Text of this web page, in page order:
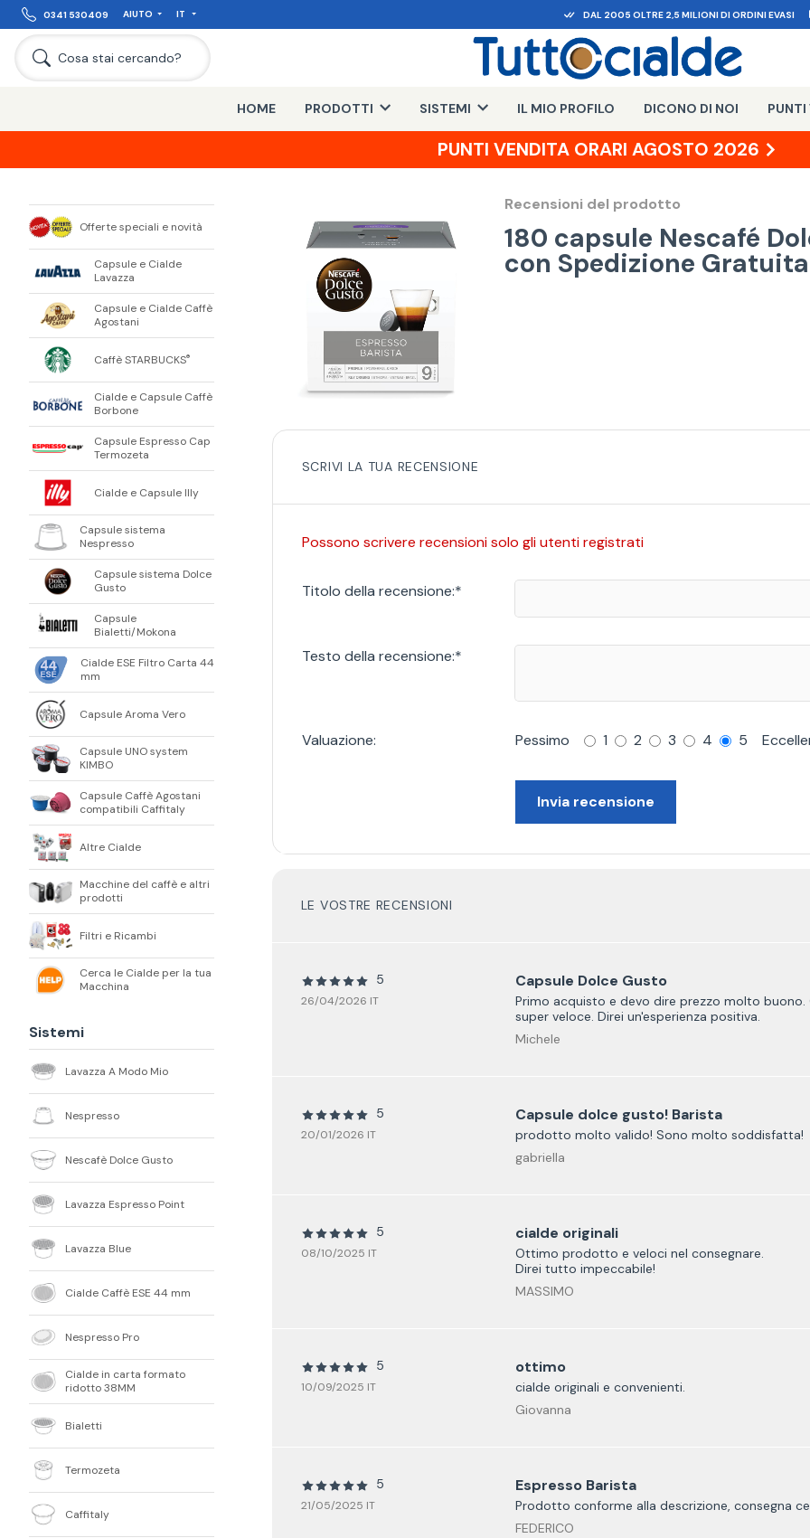
0341 530409 AIUTO IT DAL 2005 OLTRE 2,5 MILIONI DI ORDINI EVASI
Cosa stai cercando?
HOME PRODOTTI SISTEMI IL MIO PROFILO DICONO DI NOI PUNTI
PUNTI VENDITA ORARI AGOSTO 2026
Offerte speciali e novità
Capsule e Cialde
Lavazza
Capsule e Cialde Caffè
Agostani
Caffè STARBUCKS®
Cialde e Capsule Caffè
Borbone
Capsule Espresso Cap
Termozeta
Cialde e Capsule Illy
Capsule sistema
Nespresso
Capsule sistema Dolce
Gusto
Capsule
Bialetti/Mokona
Cialde ESE Filtro Carta 44
mm
Capsule Aroma Vero
Capsule UNO system
KIMBO
Capsule Caffè Agostani
compatibili Caffitaly
Altre Cialde
Macchine del caffè e altri
prodotti
Filtri e Ricambi
Cerca le Cialde per la tua
Macchina
Sistemi
Lavazza A Modo Mio
Nespresso
Nescafè Dolce Gusto
Lavazza Espresso Point
Lavazza Blue
Cialde Caffè ESE 44 mm
Nespresso Pro
Cialde in carta formato
ridotto 38MM
Bialetti
Termozeta
Caffitaly
Recensioni del prodotto
180 capsule Nescafé
con Spedizione Gratuita
SCRIVI LA TUA RECENSIONE
Possono scrivere recensioni solo gli utenti registrati
Titolo della recensione:*
Testo della recensione:*
Valuazione: Pessimo 1 2 3 4 5
Invia recensione
LE VOSTRE RECENSIONI
5
26/04/2026 IT
Capsule Dolce Gusto
Primo acquisto e devo dire prezzo molto buono.
super veloce. Direi un'esperienza positiva.
Michele
5
20/01/2026 IT
Capsule dolce gusto! Barista
prodotto molto valido! Sono molto soddisfatta!
gabriella
5
08/10/2025 IT
cialde originali
Ottimo prodotto e veloci nel consegnare.
Direi tutto impeccabile!
MASSIMO
5
10/09/2025 IT
ottimo
cialde originali e convenienti.
Giovanna
5
21/05/2025 IT
Espresso Barista
Prodotto conforme alla descrizione, consegna
FEDERICO